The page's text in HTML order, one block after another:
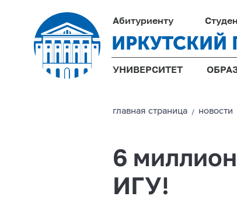
Абитуриенту
ИРКУТСКИЙ
УНИВЕРСИТЕТ
главная страницa / новости
6
ИГУ!